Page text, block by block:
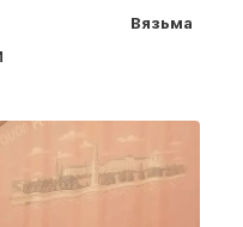
Вязьма